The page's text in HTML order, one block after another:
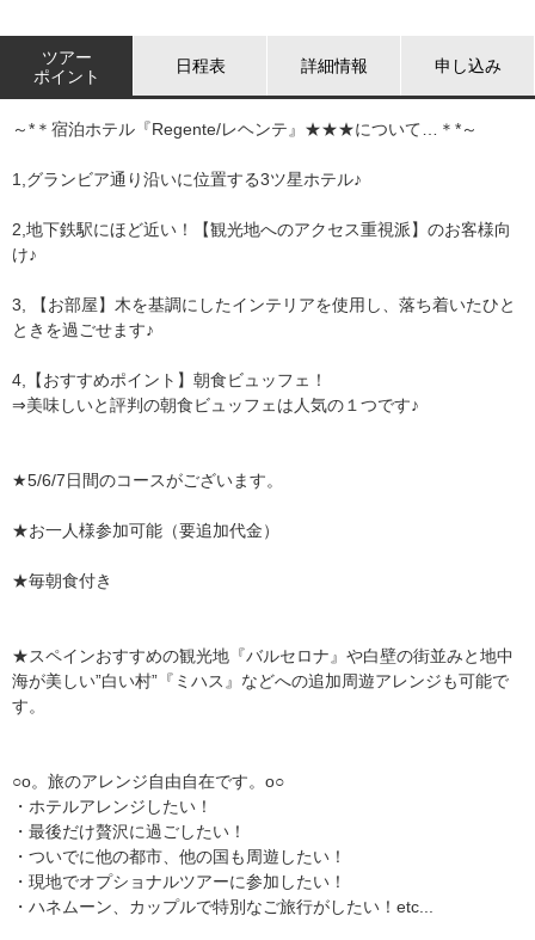
ツアー
ポイント
日程表 詳細情報 申し込み
～*＊宿泊ホテル『Regente/レヘンテ』★★★について…＊*～
1,グランビア通り沿いに位置する3ツ星ホテル♪
2,地下鉄駅にほど近い！【観光地へのアクセス重視派】のお客様向
け♪
3, 【お部屋】木を基調にしたインテリアを使用し、落ち着いたひと
ときを過ごせます♪
4,【おすすめポイント】朝食ビュッフェ！
⇒美味しいと評判の朝食ビュッフェは人気の１つです♪
★5/6/7日間のコースがございます。
★お一人様参加可能（要追加代金）
★毎朝食付き
★スペインおすすめの観光地『バルセロナ』や白壁の街並みと地中
海が美しい”白い村”『ミハス』などへの追加周遊アレンジも可能で
す。
○o。旅のアレンジ自由自在です。o○
・ホテルアレンジしたい！
・最後だけ贅沢に過ごしたい！
・ついでに他の都市、他の国も周遊したい！
・現地でオプショナルツアーに参加したい！
・ハネムーン、カップルで特別なご旅行がしたい！etc...